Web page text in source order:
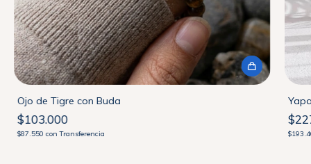
Ojo de Tigre con Buda
$103.000
$87.550con Transferencia